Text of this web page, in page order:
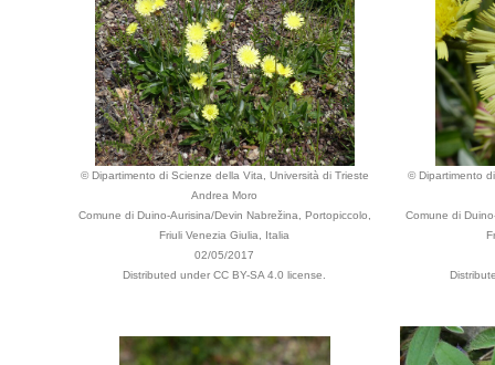
© Dipartimento di Scienze della Vita, Università di Trieste
Andrea Moro
Comune di Duino-Aurisina/Devin Nabrežina, Portopiccolo,
Friuli Venezia Giulia, Italia
02/05/2017
Distributed under CC BY-SA 4.0 license.
© Dipartimento
Comune di